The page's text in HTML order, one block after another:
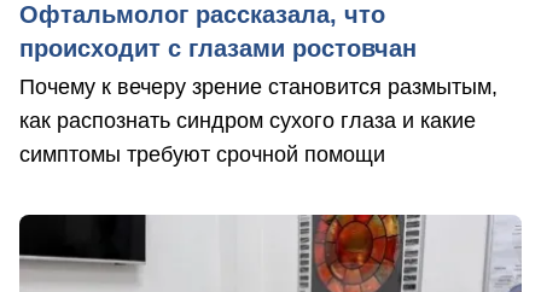
Офтальмолог рассказала, что
происходит с глазами ростовчан
Почему к вечеру зрение становится размытым,
как распознать синдром сухого глаза и какие
симптомы требуют срочной помощи